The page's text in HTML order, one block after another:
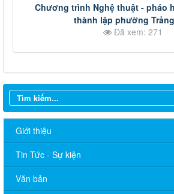
Chương trình Nghệ thuật - pháo
thành lập phường
Đã xem: 271
Giới thiệu
Tin Tức - Sự kiện
Văn bản